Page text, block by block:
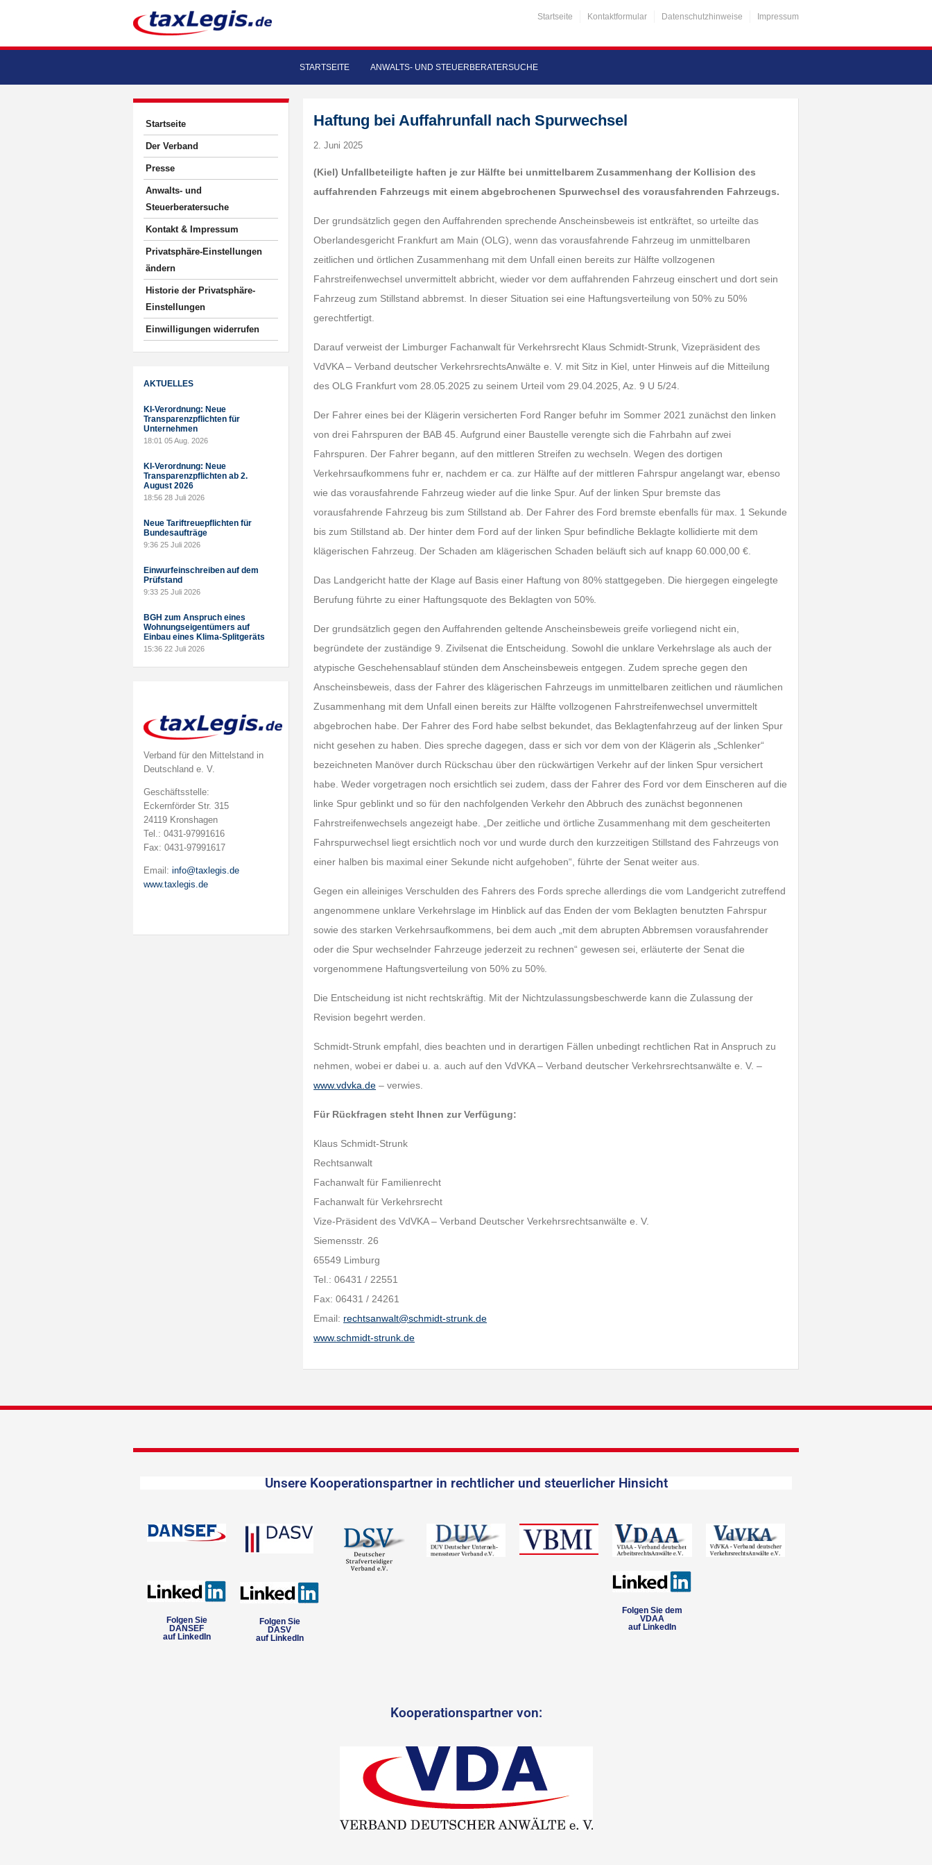
Startseite Kontaktformular Datenschutzhinweise Impressum
STARTSEITE ANWALTS- UND STEUERBERATERSUCHE
Startseite
Der Verband
Presse
Anwalts- und
Steuerberatersuche
Kontakt & Impressum
Privatsphäre-Einstellungen
ändern
Historie der Privatsphäre-
Einstellungen
Einwilligungen widerrufen
AKTUELLES
KI-Verordnung: Neue
Transparenzpflichten für
Unternehmen
18:01 05 Aug. 2026
KI-Verordnung: Neue
Transparenzpflichten ab 2.
August 2026
18:56 28 Juli 2026
Neue Tariftreuepflichten für
Bundesaufträge
9:36 25 Juli 2026
Einwurfeinschreiben auf dem
Prüfstand
9:33 25 Juli 2026
BGH zum Anspruch eines
Wohnungseigentümers auf
Einbau eines Klima-Splitgeräts
15:36 22 Juli 2026
Verband für den Mittelstand in
Deutschland e. V.
Geschäftsstelle:
Eckernförder Str. 315
24119 Kronshagen
Tel.: 0431-97991616
Fax: 0431-97991617
Email: info@taxlegis.de
www.taxlegis.de
Haftung bei Auffahrunfall nach Spurwechsel
2. Juni 2025
(Kiel) Unfallbeteiligte haften je zur Hälfte bei unmittelbarem Zusammenhang der Kollision des
auffahrenden Fahrzeugs mit einem abgebrochenen Spurwechsel des vorausfahrenden Fahrzeugs.
Der grundsätzlich gegen den Auffahrenden sprechende Anscheinsbeweis ist entkräftet, so urteilte das
Oberlandesgericht Frankfurt am Main (OLG), wenn das vorausfahrende Fahrzeug im unmittelbaren
zeitlichen und örtlichen Zusammenhang mit dem Unfall einen bereits zur Hälfte vollzogenen
Fahrstreifenwechsel unvermittelt abbricht, wieder vor dem auffahrenden Fahrzeug einschert und dort sein
Fahrzeug zum Stillstand abbremst. In dieser Situation sei eine Haftungsverteilung von 50% zu 50%
gerechtfertigt.
Darauf verweist der Limburger Fachanwalt für Verkehrsrecht Klaus Schmidt-Strunk, Vizepräsident des
VdVKA – Verband deutscher VerkehrsrechtsAnwälte e. V. mit Sitz in Kiel, unter Hinweis auf die Mitteilung
des OLG Frankfurt vom 28.05.2025 zu seinem Urteil vom 29.04.2025, Az. 9 U 5/24.
Der Fahrer eines bei der Klägerin versicherten Ford Ranger befuhr im Sommer 2021 zunächst den linken
von drei Fahrspuren der BAB 45. Aufgrund einer Baustelle verengte sich die Fahrbahn auf zwei
Fahrspuren. Der Fahrer begann, auf den mittleren Streifen zu wechseln. Wegen des dortigen
Verkehrsaufkommens fuhr er, nachdem er ca. zur Hälfte auf der mittleren Fahrspur angelangt war, ebenso
wie das vorausfahrende Fahrzeug wieder auf die linke Spur. Auf der linken Spur bremste das
vorausfahrende Fahrzeug bis zum Stillstand ab. Der Fahrer des Ford bremste ebenfalls für max. 1 Sekunde
bis zum Stillstand ab. Der hinter dem Ford auf der linken Spur befindliche Beklagte kollidierte mit dem
klägerischen Fahrzeug. Der Schaden am klägerischen Schaden beläuft sich auf knapp 60.000,00 €.
Das Landgericht hatte der Klage auf Basis einer Haftung von 80% stattgegeben. Die hiergegen eingelegte
Berufung führte zu einer Haftungsquote des Beklagten von 50%.
Der grundsätzlich gegen den Auffahrenden geltende Anscheinsbeweis greife vorliegend nicht ein,
begründete der zuständige 9. Zivilsenat die Entscheidung. Sowohl die unklare Verkehrslage als auch der
atypische Geschehensablauf stünden dem Anscheinsbeweis entgegen. Zudem spreche gegen den
Anscheinsbeweis, dass der Fahrer des klägerischen Fahrzeugs im unmittelbaren zeitlichen und räumlichen
Zusammenhang mit dem Unfall einen bereits zur Hälfte vollzogenen Fahrstreifenwechsel unvermittelt
abgebrochen habe. Der Fahrer des Ford habe selbst bekundet, das Beklagtenfahrzeug auf der linken Spur
nicht gesehen zu haben. Dies spreche dagegen, dass er sich vor dem von der Klägerin als „Schlenker“
bezeichneten Manöver durch Rückschau über den rückwärtigen Verkehr auf der linken Spur versichert
habe. Weder vorgetragen noch ersichtlich sei zudem, dass der Fahrer des Ford vor dem Einscheren auf die
linke Spur geblinkt und so für den nachfolgenden Verkehr den Abbruch des zunächst begonnenen
Fahrstreifenwechsels angezeigt habe. „Der zeitliche und örtliche Zusammenhang mit dem gescheiterten
Fahrspurwechsel liegt ersichtlich noch vor und wurde durch den kurzzeitigen Stillstand des Fahrzeugs von
einer halben bis maximal einer Sekunde nicht aufgehoben“, führte der Senat weiter aus.
Gegen ein alleiniges Verschulden des Fahrers des Fords spreche allerdings die vom Landgericht zutreffend
angenommene unklare Verkehrslage im Hinblick auf das Enden der vom Beklagten benutzten Fahrspur
sowie des starken Verkehrsaufkommens, bei dem auch „mit dem abrupten Abbremsen vorausfahrender
oder die Spur wechselnder Fahrzeuge jederzeit zu rechnen“ gewesen sei, erläuterte der Senat die
vorgenommene Haftungsverteilung von 50% zu 50%.
Die Entscheidung ist nicht rechtskräftig. Mit der Nichtzulassungsbeschwerde kann die Zulassung der
Revision begehrt werden.
Schmidt-Strunk empfahl, dies beachten und in derartigen Fällen unbedingt rechtlichen Rat in Anspruch zu
nehmen, wobei er dabei u. a. auch auf den VdVKA – Verband deutscher Verkehrsrechtsanwälte e. V. –
www.vdvka.de – verwies.
Für Rückfragen steht Ihnen zur Verfügung:
Klaus Schmidt-Strunk
Rechtsanwalt
Fachanwalt für Familienrecht
Fachanwalt für Verkehrsrecht
Vize-Präsident des VdVKA – Verband Deutscher Verkehrsrechtsanwälte e. V.
Siemensstr. 26
65549 Limburg
Tel.: 06431 / 22551
Fax: 06431 / 24261
Email: rechtsanwalt@schmidt-strunk.de
www.schmidt-strunk.de
Unsere Kooperationspartner in rechtlicher und steuerlicher Hinsicht
Folgen Sie
DANSEF
auf LinkedIn
Folgen Sie
DASV
auf LinkedIn
Folgen Sie dem
VDAA
auf LinkedIn
Kooperationspartner von: